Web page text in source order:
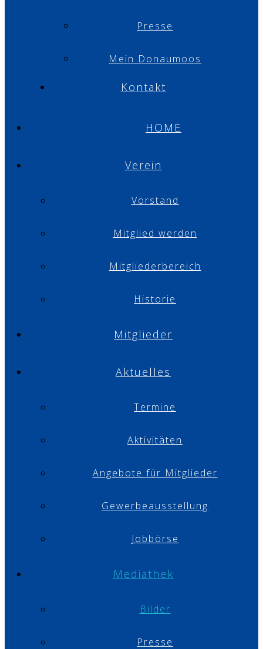
Presse
Mein Donaumoos
Kontakt
HOME
Verein
Vorstand
Mitglied werden
Mitgliederbereich
Historie
Mitglieder
Aktuelles
Termine
Aktivitäten
Angebote für Mitglieder
Gewerbeausstellung
Jobbörse
Mediathek
Bilder
Presse